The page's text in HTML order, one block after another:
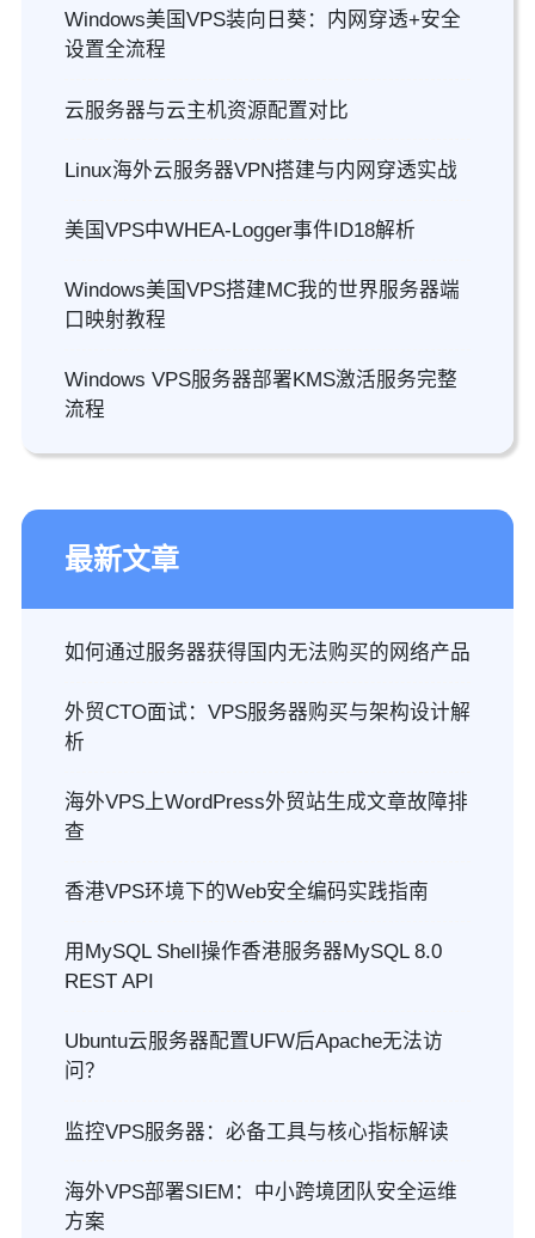
Windows美国VPS装向日葵：内网穿透+安全
设置全流程
云服务器与云主机资源配置对比
Linux海外云服务器VPN搭建与内网穿透实战
美国VPS中WHEA-Logger事件ID18解析
Windows美国VPS搭建MC我的世界服务器端
口映射教程
Windows VPS服务器部署KMS激活服务完整
流程
最新文章
如何通过服务器获得国内无法购买的网络产品
外贸CTO面试：VPS服务器购买与架构设计解
析
海外VPS上WordPress外贸站生成文章故障排
查
香港VPS环境下的Web安全编码实践指南
用MySQL Shell操作香港服务器MySQL 8.0
REST API
Ubuntu云服务器配置UFW后Apache无法访
问？
监控VPS服务器：必备工具与核心指标解读
海外VPS部署SIEM：中小跨境团队安全运维
方案